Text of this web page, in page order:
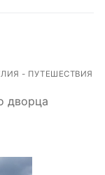
- ПУТЕШЕСТВИЯ
дворца